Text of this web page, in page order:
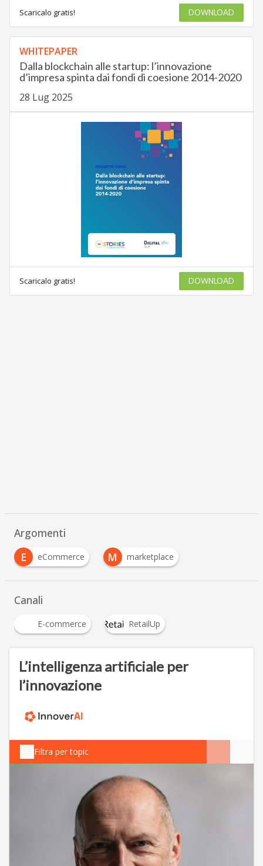
Scaricalo gratis! DOWNLOAD
WHITEPAPER
Dalla blockchain alle startup: l’innovazione
d’impresa spinta dai fondi di coesione 2014-2020
28 Lug 2025
Scaricalo gratis! DOWNLOAD
Argomenti
E
eCommerce M marketplace
Canali
E-commerce RetailUp
L’intelligenza artificiale per
l’innovazione
Filtra per topic